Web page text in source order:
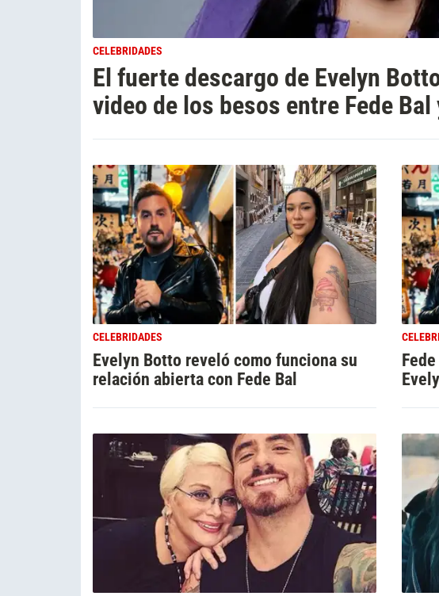
CELEBRIDADES
El fuerte descargo de Evelyn
video de los besos entre Fede
CELEBRIDADES
Evelyn Botto reveló como funciona su
relación abierta con Fede Bal